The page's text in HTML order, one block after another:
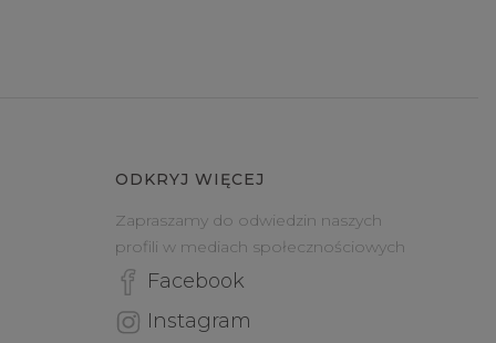
ODKRYJ WIĘCEJ
Zapraszamy do odwiedzin naszych
profili w mediach społecznościowych
Facebook
Instagram